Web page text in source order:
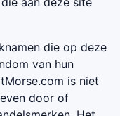
die op deze
van hun
is niet
door of